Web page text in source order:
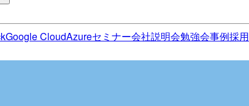
Google CloudAzureセミナー会社説明会勉強会事例採用